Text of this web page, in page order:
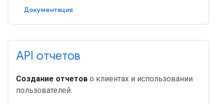
Документация
API отчетов
Создание отчетов о клиентах и ​​использовании
пользователей.